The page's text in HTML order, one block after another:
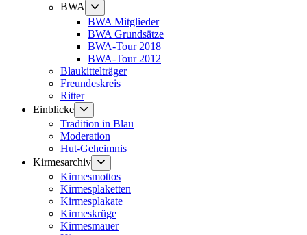
BWA
Untermenü
anzeigen
BWA Mitglieder
BWA Grundsätze
BWA-Tour 2018
BWA-Tour 2012
Blaukittelträger
Freundeskreis
Ritter
Einblicke
anzeigen
Tradition in Blau
Moderation
Hut-Geheimnis
Kirmesarchiv
anzeigen
Kirmesmottos
Kirmesplaketten
Kirmesplakate
Kirmeskrüge
Kirmesmauer